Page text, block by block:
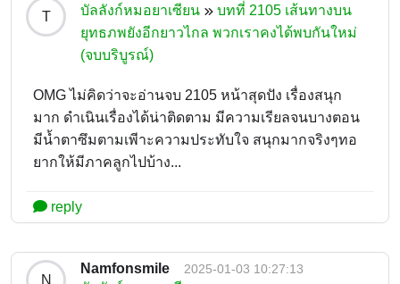
T บัลลังก์หมอยาเซียน
บทที่ 2105 เส้นทางบน
ยุทธภพยังอีกยาวไกล พวกเราคงได้พบกันใหม่
(จบบริบูรณ์)
OMG ไม่คิดว่าจะอ่านจบ 2105 หน้าสุดปัง เรื่องสนุก
มาก ดำเนินเรื่องได้น่าติดตาม มีความเรียลจนบางตอน
มีน้ำตาซึมตามเพีาะความประทับใจ สนุกมากจริงๆทอ
ยากให้มีภาคลูกไปบ้าง...
reply
N
Namfonsmile 2025-01-03 10:27:13